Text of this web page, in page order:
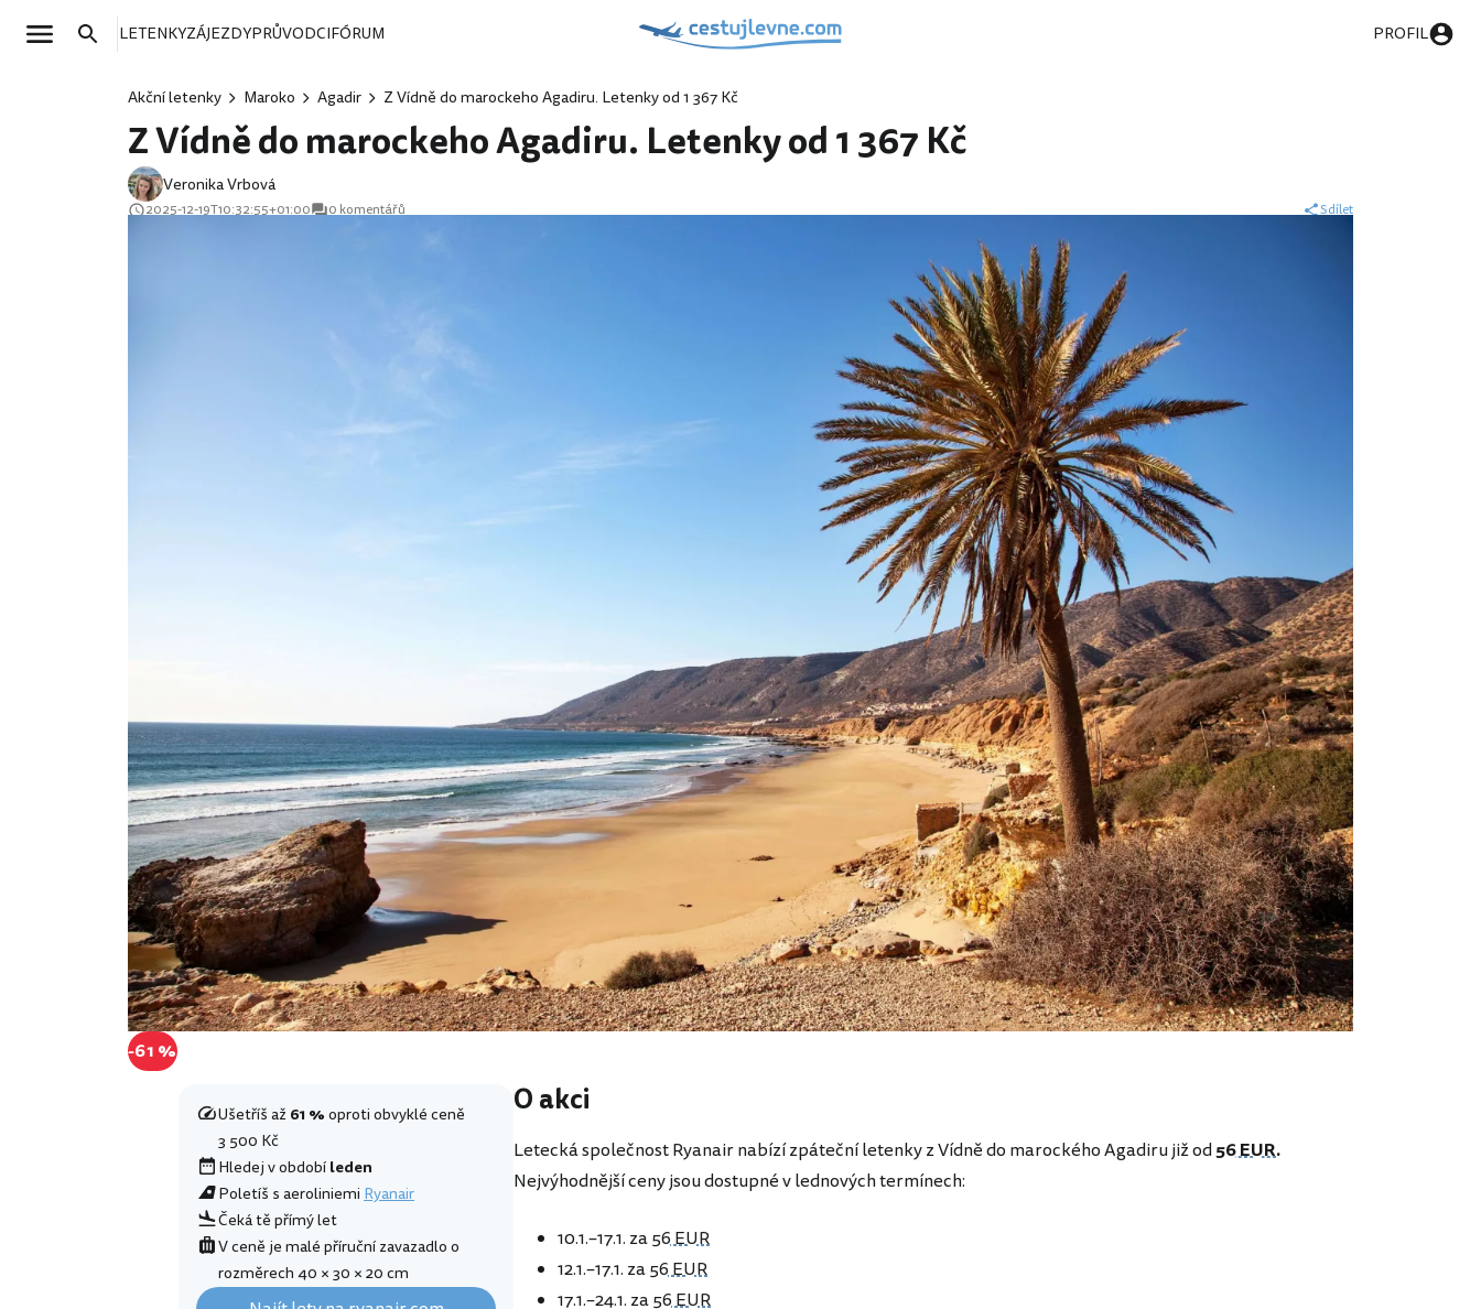
LETENKYZÁJEZDYPRŮVODCIFÓRUM PROFIL
Akční letenky Maroko Agadir Z Vídně do marockeho Agadiru. Letenky od 1 367 Kč
Z Vídně do marockeho Agadiru. Letenky od 1 367 Kč
Veronika Vrbová
2025-12-19T10:32:55+01:00 0 komentářů Sdílet
-61 %
Ušetříš až61 %oproti obvyklé ceně
3 500 Kč
Hledej v obdobíleden
Poletíš s aeroliniemiRyanair
Čeká tě přímý let
V ceně je malé příruční zavazadlo o
rozměrech 40 × 30 × 20 cm
O akci
Letecká společnost Ryanair nabízí zpáteční letenky z Vídně do marockého Agadiru již od56 EUR.
Nejvýhodnější ceny jsou dostupné v lednových termínech:
10.1.–17.1. za56 EUR
12.1.–17.1. za56 EUR
17.1.–24.1. za56 EUR